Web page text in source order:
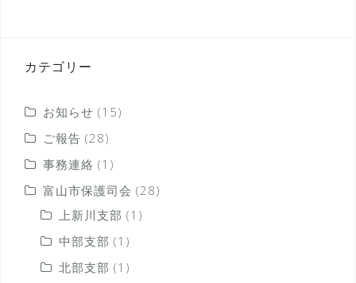
カテゴリー
お知らせ (15)
ご報告 (28)
事務連絡 (1)
富山市保護司会 (28)
上新川支部 (1)
中部支部 (1)
北部支部 (1)